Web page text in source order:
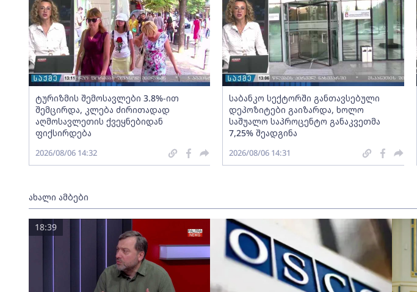
ტურიზმის შემოსავლები 3.8%-ით
შემცირდა, კლება ძირითადად
აღმოსავლეთის ქვეყნებიდან
ფიქსირდება
2026/08/06 14:32
საბანკო სექტორში განთავსებული
დეპოზიტები გაიზარდა, ხოლო
საშუალო საპროცენტო განაკვეთმა
7,25% შეადგინა
2026/08/06 14:31
ახალი ამბები
18:39